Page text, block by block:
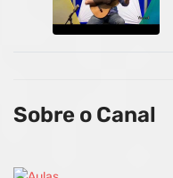
Sobre o Canal